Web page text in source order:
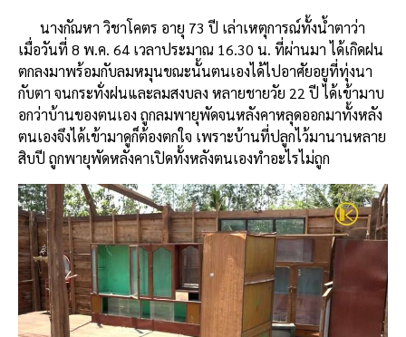
นางกัณหา วิชาโคตร อายุ 73 ปี เล่าเหตุการณ์ทั้งน้ำตาว่า
เมื่อวันที่ 8 พ.ค. 64 เวลาประมาณ 16.30 น. ที่ผ่านมา ได้เกิดฝน
ตกลงมาพร้อมกับลมหมุนขณะนั้นตนเองได้ไปอาศัยอยูที่ทุ่งนา
กับตา จนกระทั่งฝนและลมสงบลง หลายชายวัย 22 ปี ได้เข้ามาบ
อกว่าบ้านของตนเอง ถูกลมพายุพัดจนหลังคาหลุดออกมาทั้งหลัง
ตนเองจึงได้เข้ามาดูก็ต้องตกใจ เพราะบ้านที่ปลูกไว้มานานหลาย
สิบปี ถูกพายุพัดหลังคาเปิดทั้งหลังตนเองทำอะไรไม่ถูก